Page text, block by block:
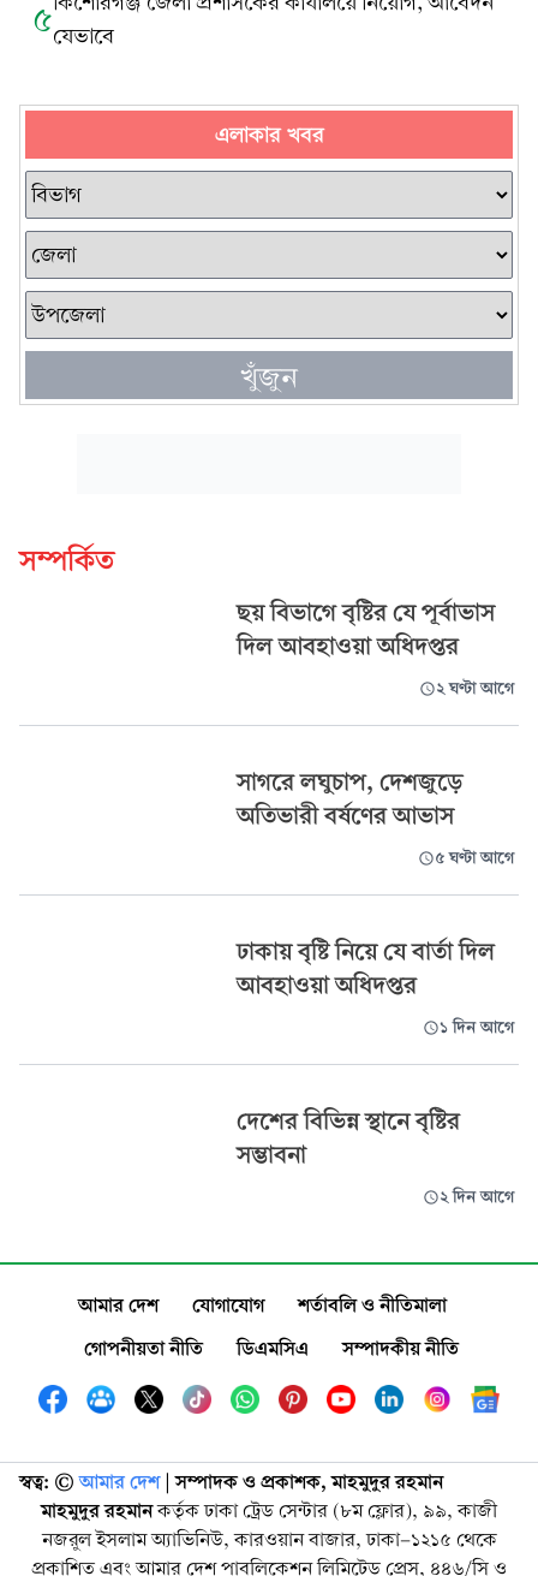
৫যেভাবে
এলাকার খবর
খুঁজুন
সম্পর্কিত
ছয় বিভাগে বৃষ্টির যে পূর্বাভাস
দিল আবহাওয়া অধিদপ্তর
২ ঘণ্টা আগে
সাগরে লঘুচাপ, দেশজুড়ে
অতিভারী বর্ষণের আভাস
৫ ঘণ্টা আগে
ঢাকায় বৃষ্টি নিয়ে যে বার্তা দিল
আবহাওয়া অধিদপ্তর
১ দিন আগে
দেশের বিভিন্ন স্থানে বৃষ্টির
সম্ভাবনা
২ দিন আগে
আমার দেশ যোগাযোগ
শর্তাবলি ও নীতিমালা
গোপনীয়তা নীতি
ডিএমসিএ সম্পাদকীয় নীতি
স্বত্ব: ©️ আমার দেশ| সম্পাদক ও প্রকাশক, মাহমুদুর রহমান
মাহমুদুর রহমানকর্তৃক ঢাকা ট্রেড সেন্টার (৮ম ফ্লোর), ৯৯, কাজী
নজরুল ইসলাম অ্যাভিনিউ, কারওয়ান বাজার, ঢাকা-১২১৫ থেকে
প্রকাশিত এবং আমার দেশ পাবলিকেশন লিমিটেড প্রেস, ৪৪৬/সি ও